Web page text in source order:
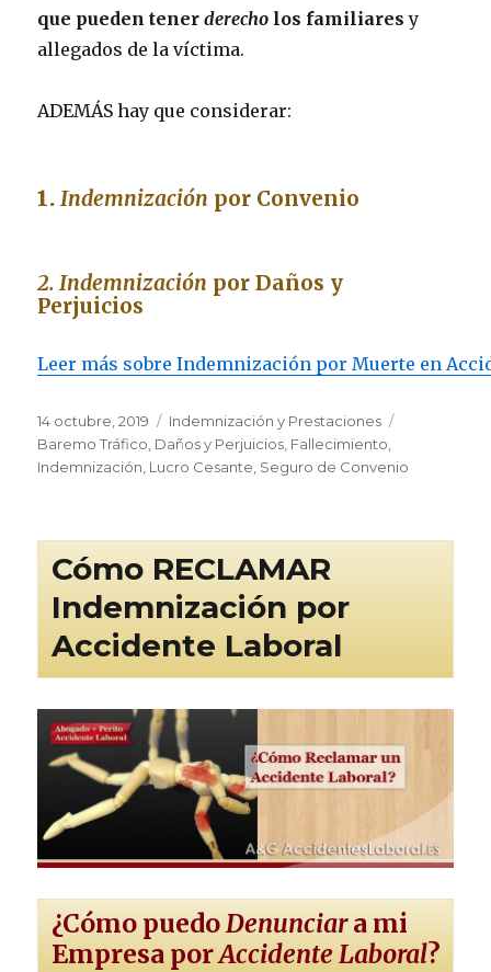
que pueden tenerderecho los familiares y
allegados de la víctima.
ADEMÁS hay que considerar:
1. Indemnización por Convenio
2. Indemnización por Daños y
Perjuicios
Leer más sobre Indemnización por Muerte en
Publicado
el
14 octubre, 2019 Categorías
Indemnización y Prestaciones
Baremo Tráfico Daños y Perjuicios Fallecimiento
Indemnización Lucro Cesante Seguro de Convenio
Cómo RECLAMAR
Indemnización por
Accidente Laboral
¿Cómo puedoDenunciara mi
Empresa porAccidente Laboral?